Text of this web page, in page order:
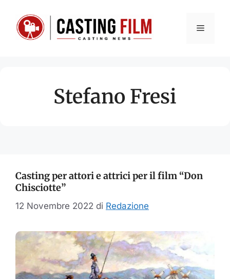
contenuto
Menu
Stefano Fresi
Casting per attori e attrici per il film “Don
Chisciotte”
12 Novembre 2022 di Redazione